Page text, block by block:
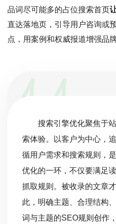
品词尽可能多的占位搜索首页
直达落地页，引导用户咨询或
点，用案例和权威报道增强品
搜索引擎优化聚焦于
索体验。以客户为中心，
循用户需求和搜索规则，
优化的一环，不仅要满足
抓取规则。被收录的文章
此，明确主题、合理结构
词与主题的SEO规则创作